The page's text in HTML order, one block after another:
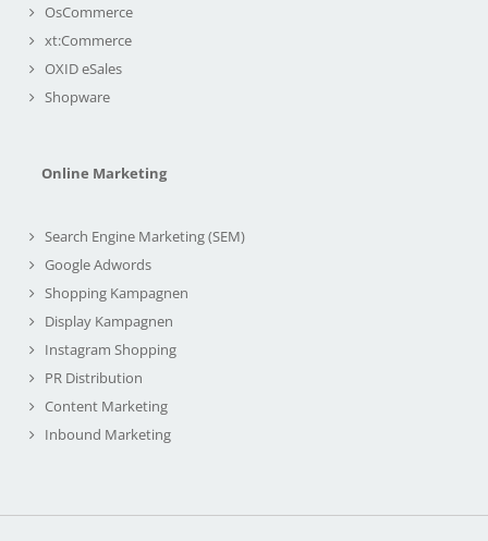
OsCommerce
xt:Commerce
OXID eSales
Shopware
Online Marketing
Search Engine Marketing (SEM)
Google Adwords
Shopping Kampagnen
Display Kampagnen
Instagram Shopping
PR Distribution
Content Marketing
Inbound Marketing